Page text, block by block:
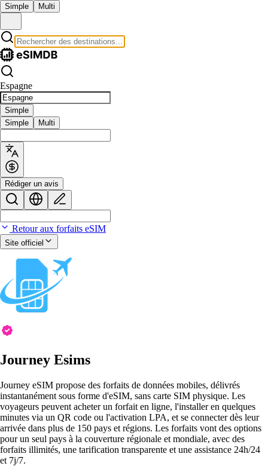
Simple Multi
Espagne
Simple
Simple
Multi
Rédiger un avis
Retour aux forfaits eSIM
Site officiel
Journey Esims
Journey eSIM propose des forfaits de données mobiles, délivrés
instantanément sous forme d'eSIM, sans carte SIM physique. Les
voyageurs peuvent acheter un forfait en ligne, l'installer en quelques
minutes via un QR code ou l'activation LPA, et se connecter dès leur
arrivée dans plus de 150 pays et régions. Les forfaits vont des options
pour un seul pays à la couverture régionale et mondiale, avec des
forfaits illimités, une tarification transparente et une assistance 24h/24
et 7j/7.